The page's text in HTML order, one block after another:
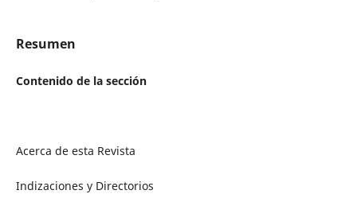
Resumen
Contenido de la sección
Acerca de esta Revista
Indizaciones y Directorios